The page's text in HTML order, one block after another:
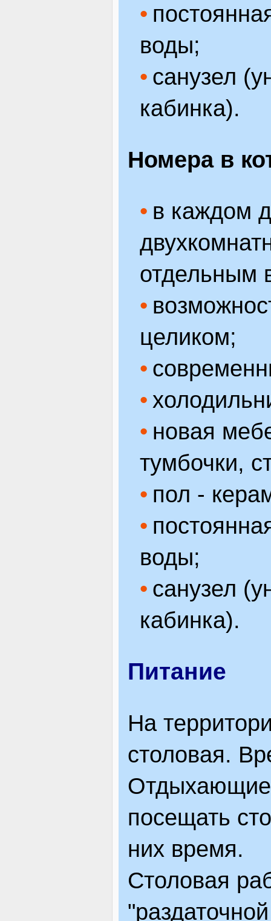
воды;
санузел
кабинка).
Номера в
в каждом
отдельным
целиком;
новая
тумбочки,
пол -
воды;
санузел
кабинка).
Питание
На
столовая.
Отдыхающие
посещать
них время.
Столовая